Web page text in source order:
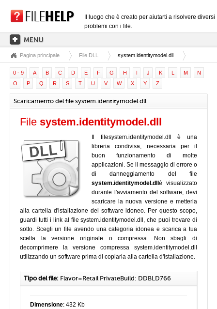
Il luogo che è creato per aiutarti a risolvere diversi
problemi con i file.
PAGINA PRINCIPALE
CATEGORIE DELLE ESTENSIONI
CATEGORIE DEI DRIVER
FILE DLL
CONVERSIONI DI FILE
SOFTWARE
Pagina principale File DLL system.identitymodel.dll
0 - 9 A B C D E F G H I J K L M
N
O
P Q R S T U V W X Y Z
Scaricamento del file system.identitymodel.dll
File system.identitymodel.dll
Il filesystem.identitymodel.dll è una
libreria condivisa, necessaria per il
buon funzionamento di molte
applicazioni. Se il messaggio di errore o
di danneggiamento del file
system.identitymodel.dll è visualizzato
durante l'avviamento del software, devi
scaricare la nuova versione e metterla
alla cartella d'istallazione del software idoneo. Per questo scopo,
guardi tutti i link al file system.identitymodel.dll, che puoi trovare di
sotto. Scegli un file avendo una categoria idonea e scarica a tua
scelta la versione originale o compressa. Non sbagli di
decomprimere la versione compressa system.identitymodel.dll
utilizzando un software prima di copiarla alla cartella d'istallazione.
Tipo del file: Flavor=Retail PrivateBuild: DDBLD766
Dimensione: 432 Kb